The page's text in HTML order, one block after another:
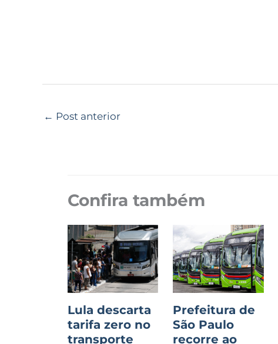
← Post anterior
Confira também
Lula descarta
tarifa zero no
transporte
Prefeitura de
São Paulo
recorre ao